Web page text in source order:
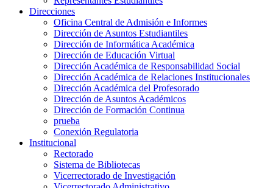
Direcciones
Oficina Central de Admisión e Informes
Dirección de Asuntos Estudiantiles
Dirección de Informática Académica
Dirección de Educación Virtual
Dirección Académica de Responsabilidad Social
Dirección Académica de Relaciones Institucionales
Dirección Académica del Profesorado
Dirección de Asuntos Académicos
Dirección de Formación Continua
prueba
Conexión Regulatoria
Institucional
Rectorado
Sistema de Bibliotecas
Vicerrectorado de Investigación